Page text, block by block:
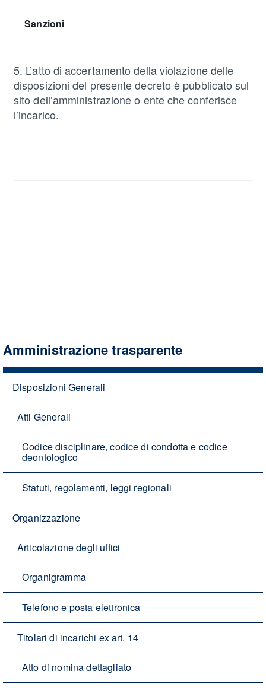
Sanzioni
5. L’atto di accertamento della violazione delle
disposizioni del presente decreto è pubblicato sul
sito dell’amministrazione o ente che conferisce
l’incarico.
Amministrazione trasparente
Disposizioni Generali
Atti Generali
Codice disciplinare, codice di condotta e codice
deontologico
Statuti, regolamenti, leggi regionali
Organizzazione
Articolazione degli uffici
Organigramma
Telefono e posta elettronica
Titolari di incarichi ex art. 14
Atto di nomina dettagliato